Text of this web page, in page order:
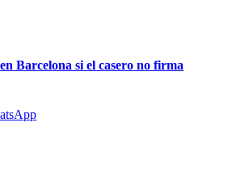
Barcelona si el casero no firma